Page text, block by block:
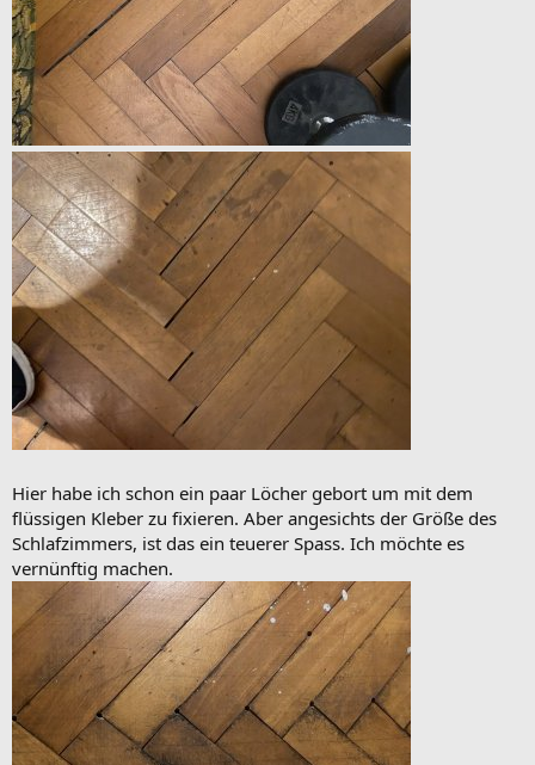
Hier habe ich schon ein paar Löcher gebort um mit dem
flüssigen Kleber zu fixieren. Aber angesichts der Größe des
Schlafzimmers, ist das ein teuerer Spass. Ich möchte es
vernünftig machen.